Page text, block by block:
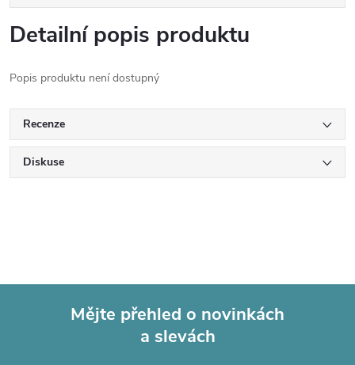
Detailní popis produktu
Popis produktu není dostupný
Recenze
Diskuse
Mějte přehled o novinkách
a slevách